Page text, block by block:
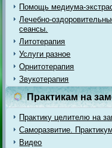
Помощь медиума-
Лечебно-
сеансы.
Литотерапия
Услуги разное
Орнитотерапия
Звукотерапия
Практикам на
Практику целителю на
Саморазвитие.
Видео